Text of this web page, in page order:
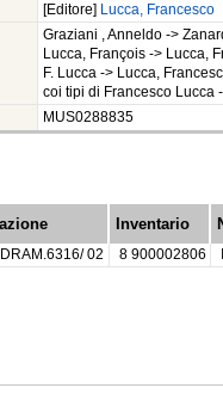
[Editore]
Lucca, Francesco
Graziani , Anneldo ->
Lucca, François -> Lucca,
F. Lucca -> Lucca,
coi tipi di Francesco Lucca
MUS0288835
Inventario
02 8 900002806